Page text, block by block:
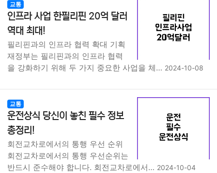
질병 가요 방송 일상 주식 블록체인
결혼 육아 반려동물 패션 미용
요리 상품리뷰 원예 금융 게임 스포츠 사진
대출 IT 컴퓨터 기술
종교 마케팅
부동산 외국어 교육 교통 생활
교통
인프라 사업 한필리핀 20억 달러
역대 최대!
필리핀과의 인프라 협력 확대 기획
재정부는 필리핀과의 인프라 협력
을 강화하기 위해 두 가지 중요한 사업을 체… 2024-10-08
교통
운전상식 당신이 놓친 필수 정보
총정리!
회전교차로에서의 통행 우선 순위
회전교차로에서의 통행 우선순위는
반드시 준수해야 합니다. 회전교차로에서… 2024-10-04